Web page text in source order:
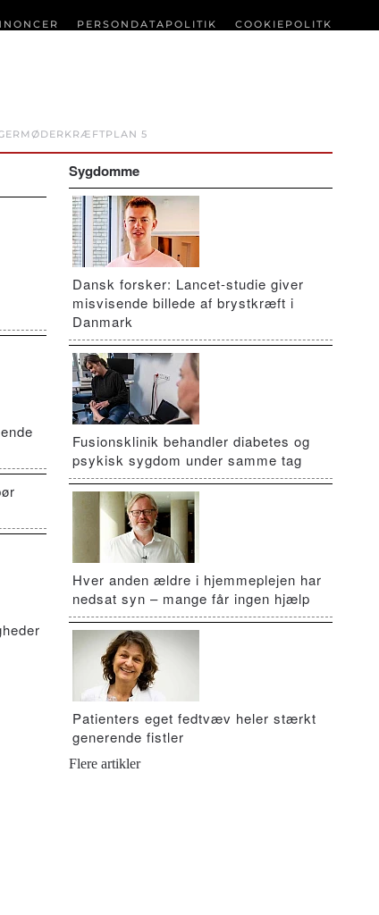
PERSONDATAPOLITIK COOKIEPOLITK
MØDER KRÆFTPLAN 5
Sygdomme
Dansk forsker: Lancet-studie giver
misvisende billede af brystkræft i
Danmark
Fusionsklinik behandler diabetes og
psykisk sygdom under samme tag
Hver anden ældre i hjemmeplejen har
nedsat syn – mange får ingen hjælp
Patienters eget fedtvæv heler stærkt
generende fistler
Flere artikler